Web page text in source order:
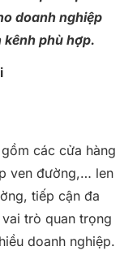
doanh nghiệp
phù hợp.
các cửa hàng
ven đường,… len
tiếp cận đa
trò quan trọng
doanh nghiệp.